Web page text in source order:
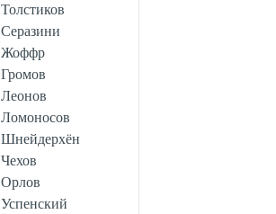
Толстиков
Серазини
Жоффр
Громов
Леонов
Ломоносов
Шнейдерхён
Чехов
Орлов
Успенский